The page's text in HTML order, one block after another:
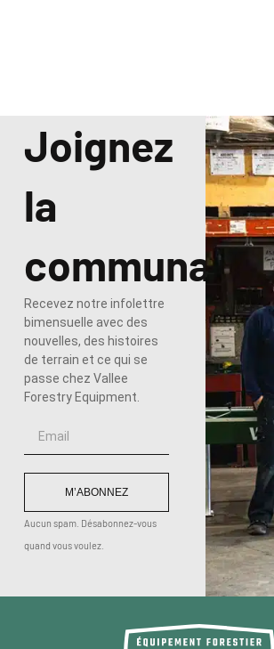
Joignez
la
communauté
Recevez notre infolettre
bimensuelle avec des
nouvelles, des histoires
de terrain et ce qui se
passe chez Vallee
Forestry Equipment.
M’ABONNEZ
Aucun spam. Désabonnez-vous
quand vous voulez.